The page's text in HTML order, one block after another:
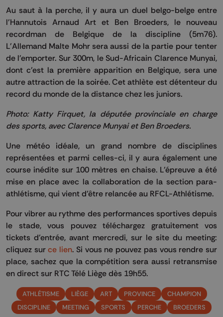
Au saut à la perche, il y aura un duel belgo-belge entre
l'Hannutois Arnaud Art et Ben Broeders, le nouveau
recordman de Belgique de la discipline (5m76).
L'Allemand Malte Mohr sera aussi de la partie pour tenter
de l'emporter. Sur 300m, le Sud-Africain Clarence Munyai,
dont c'est la première apparition en Belgique, sera une
autre attraction de la soirée. Cet athlète est détenteur du
record du monde de la distance chez les juniors.
Photo: Katty Firquet, la députée provinciale en charge
des sports, avec Clarence Munyai et Ben Broeders.
Une météo idéale, un grand nombre de disciplines
représentées et parmi celles-ci, il y aura également une
course inédite sur 100 mètres en chaise. L'épreuve a été
mise en place avec la collaboration de la section para-
athlétisme, qui vient d’être relancée au RFCL-Athlétisme.
Pour vibrer au rythme des performances sportives depuis
le stade, vous pouvez téléchargez gratuitement vos
tickets d'entrée, avant mercredi, sur le site du meeting:
cliquez surce lien. Si vous ne pouvez pas vous rendre sur
place, sachez que la compétition sera aussi retransmise
en direct sur RTC Télé Liège dès 19h55.
ATHLÉTISME LIÈGE ART PROVINCE
CHAMPION
DISCIPLINE
MEETING SPORTS PERCHE BROEDERS